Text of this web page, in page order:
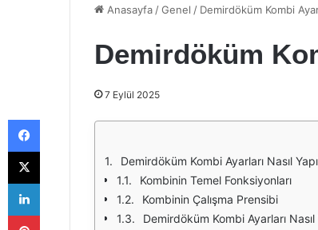
Anasayfa /Genel / Demirdöküm Kombi
Demirdöküm
7 Eylül 2025
Demirdöküm Kombi Ayarları Nasıl
Kombinin Temel Fonksiyonları
Kombinin Çalışma Prensibi
Demirdöküm Kombi Ayarları Nasıl
Facebook
X
LinkedIn
Pinterest